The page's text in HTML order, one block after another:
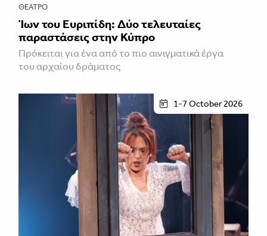
ΘΈΑΤΡΟ
Ίων του Ευριπίδη: Δύο τελευταίες
παραστάσεις στην Κύπρο
Πρόκειται για ένα από το πιο αινιγματικά έργα
του αρχαίου δράματος
1-7 October 2026